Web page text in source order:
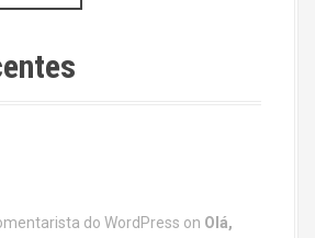
do WordPress on Olá,